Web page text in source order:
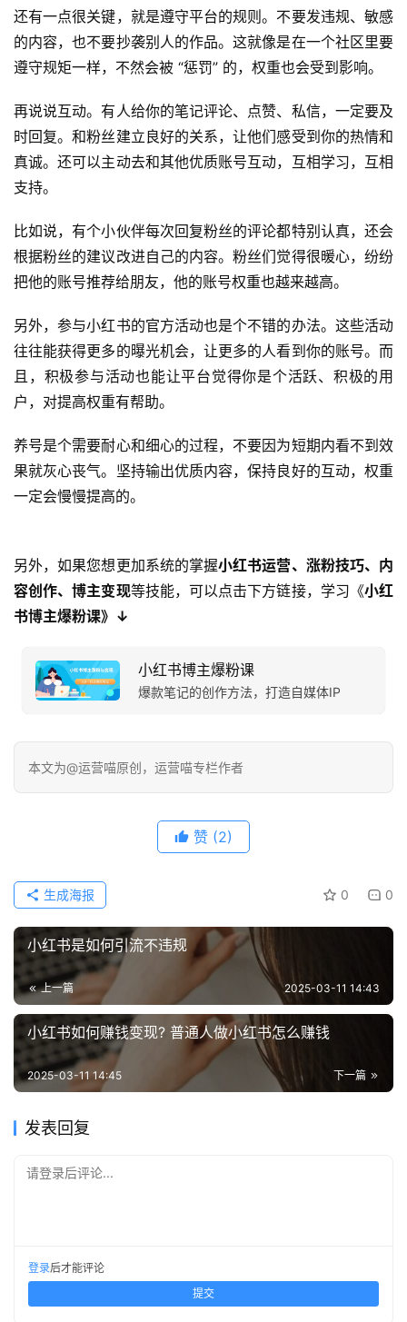
还有一点很关键，就是遵守平台的规则。不要发违规、敏感
的内容，也不要抄袭别人的作品。这就像是在一个社区里要
遵守规矩一样，不然会被 “惩罚” 的，权重也会受到影响。
再说说互动。有人给你的笔记评论、点赞、私信，一定要及
时回复。和粉丝建立良好的关系，让他们感受到你的热情和
真诚。还可以主动去和其他优质账号互动，互相学习，互相
支持。
比如说，有个小伙伴每次回复粉丝的评论都特别认真，还会
根据粉丝的建议改进自己的内容。粉丝们觉得很暖心，纷纷
把他的账号推荐给朋友，他的账号权重也越来越高。
另外，参与小红书的官方活动也是个不错的办法。这些活动
往往能获得更多的曝光机会，让更多的人看到你的账号。而
且，积极参与活动也能让平台觉得你是个活跃、积极的用
户，对提高权重有帮助。
养号是个需要耐心和细心的过程，不要因为短期内看不到效
果就灰心丧气。坚持输出优质内容，保持良好的互动，权重
一定会慢慢提高的。
另外，如果您想更加系统的掌握小红书运营、涨粉技巧、内
容创作、博主变现等技能，可以点击下方链接，学习《小红
书博主爆粉课》↓
小红书博主爆粉课
爆款笔记的创作方法，打造自媒体IP
本文为@运营喵原创，运营喵专栏作者
赞 (2)
0 0
生成海报
小红书是如何引流不违规
上一篇 2025-03-11 14:43
小红书如何赚钱变现? 普通人做小红书怎么赚钱
下一篇
2025-03-11 14:45
发表回复
请登录后评论...
登录后才能评论
提交